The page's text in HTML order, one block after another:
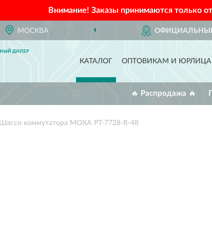
Внимание! Заказы принимаются только
МОСКВА
КАТАЛОГ ОПТОВИКАМ И
🔥 Распродажа 🔥
Шасси коммутатора MOXA PT-7728-R-48